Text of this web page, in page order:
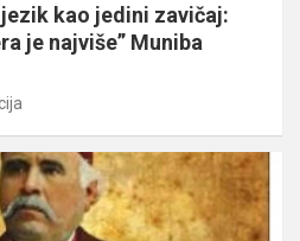
kao jedini zavičaj:
je najviše” Muniba